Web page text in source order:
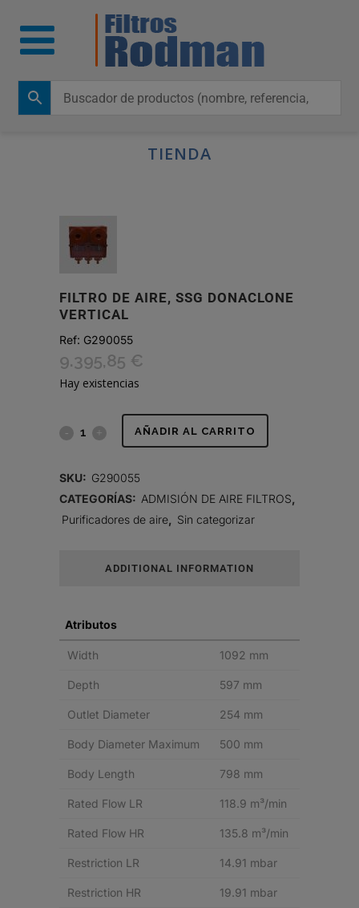
TIENDA
FILTRO DE AIRE, SSG DONACLONE
VERTICAL
Ref: G290055
9.395,85 €
Hay existencias
FILTRO
SSG
AÑADIR AL CARRITO
SKU: G290055
CATEGORÍAS: ADMISIÓN DE AIRE FILTROS
Purificadores de aire
Sin categorizar
ADDITIONAL INFORMATION
Atributos
Width 1092 mm
Depth 597 mm
Outlet Diameter 254 mm
Body Diameter Maximum 500 mm
Body Length 798 mm
Rated Flow LR 118.9 m³/min
Rated Flow HR 135.8 m³/min
Restriction LR 14.91 mbar
Restriction HR 19.91 mbar